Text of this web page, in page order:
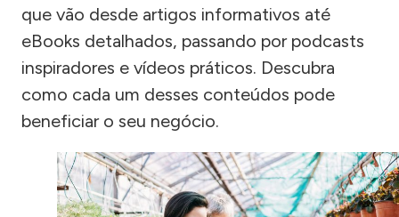
que vão desde artigos informativos até
eBooks detalhados, passando por podcasts
inspiradores e vídeos práticos. Descubra
como cada um desses conteúdos pode
beneficiar o seu negócio.